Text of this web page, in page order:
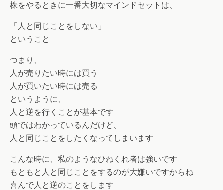
株をやるときに一番大切なマインドセットは、
「人と同じことをしない」
ということ
つまり、
人が売りたい時には買う
人が買いたい時には売る
というように、
人と逆を行くことが基本です
頭ではわかっているんだけど、
人と同じことをしたくなってしまいます
こんな時に、私のようなひねくれ者は強いです
もともと人と同じことをするのが大嫌いですからね
喜んで人と逆のことをします